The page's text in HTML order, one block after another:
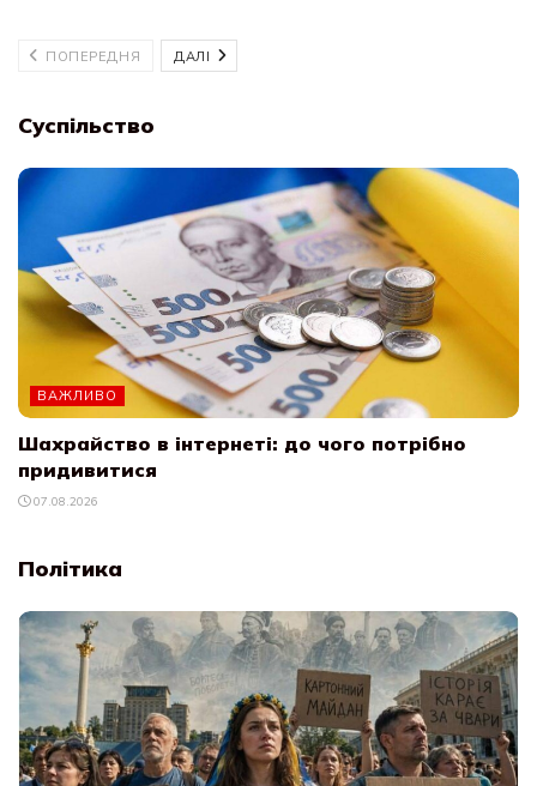
ПОПЕРЕДНЯ ДАЛІ
Суспільство
ВАЖЛИВО
Шахрайство в інтернеті: до чого потрібно
придивитися
07.08.2026
Політика